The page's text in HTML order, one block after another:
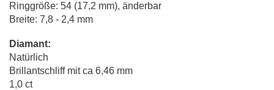
Ringgröße: 54 (17,2 mm), änderbar
Breite: 7,8 - 2,4 mm
Diamant:
Natürlich
Brillantschliff mit ca 6,46 mm
1,0 ct